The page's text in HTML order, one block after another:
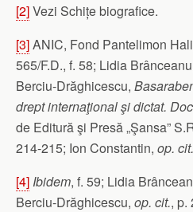
[2]Vezi Schițe biografice.
[3]ANIC, Fond Pantelimon
565/F.D., f. 58; Lidia
Berciu‑Drăghicescu,
drept internaţional şi dictat.
de Editură şi Presă „Şansa”
214-215; Ion Constantin, op. cit.
[4] Ibidem, f. 59; Lidia
Berciu‑Drăghicescu, op. cit., p.